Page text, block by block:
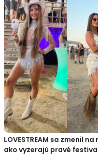
LOVESTREAM sa zmenil
ako vyzerajú pravé